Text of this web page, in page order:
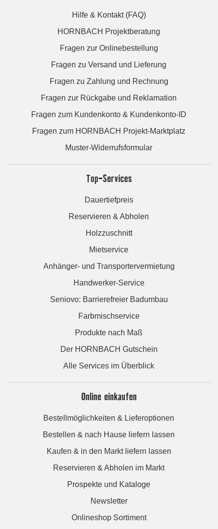
Hilfe & Kontakt (FAQ)
HORNBACH Projektberatung
Fragen zur Onlinebestellung
Fragen zu Versand und Lieferung
Fragen zu Zahlung und Rechnung
Fragen zur Rückgabe und Reklamation
Fragen zum Kundenkonto & Kundenkonto-ID
Fragen zum HORNBACH Projekt-Marktplatz
Muster-Widerrufsformular
Top-Services
Dauertiefpreis
Reservieren & Abholen
Holzzuschnitt
Mietservice
Anhänger- und Transportervermietung
Handwerker-Service
Seniovo: Barrierefreier Badumbau
Farbmischservice
Produkte nach Maß
Der HORNBACH Gutschein
Alle Services im Überblick
Online einkaufen
Bestellmöglichkeiten & Lieferoptionen
Bestellen & nach Hause liefern lassen
Kaufen & in den Markt liefern lassen
Reservieren & Abholen im Markt
Prospekte und Kataloge
Newsletter
Onlineshop Sortiment